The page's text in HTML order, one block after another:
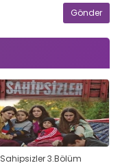
Sahipsizler 3.Bölüm